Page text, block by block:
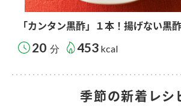
「カンタン黒酢」１本！揚げない黒
20 分 453 kcal
季節の新着レシ